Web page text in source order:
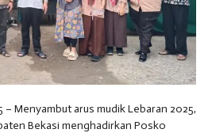
Menyambut arus mudik Lebaran 2025,
Bekasi menghadirkan Posko